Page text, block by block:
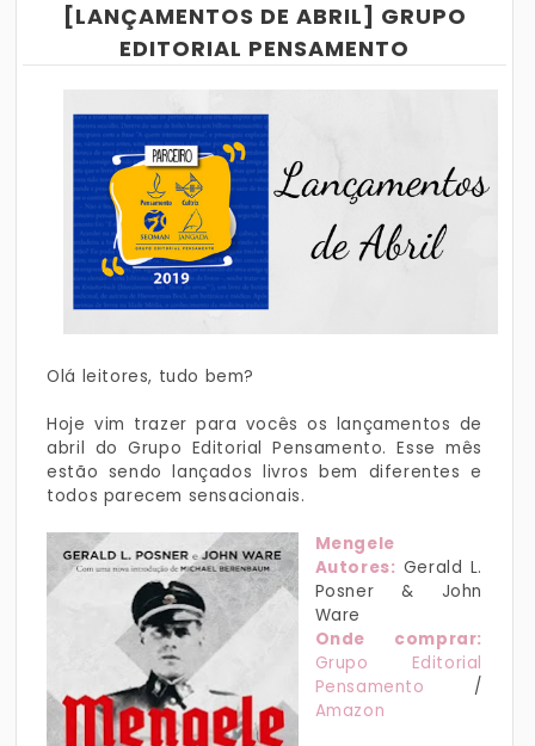
[LANÇAMENTOS DE ABRIL] GRUPO
EDITORIAL PENSAMENTO
Olá leitores, tudo bem?
Hoje vim trazer para vocês os lançamentos de
abril do Grupo Editorial Pensamento. Esse mês
estão sendo lançados livros bem diferentes e
todos parecem sensacionais.
Mengele
Autores: Gerald L.
Posner & John
Ware
Onde comprar:
Grupo Editorial
Pensamento /
Amazon